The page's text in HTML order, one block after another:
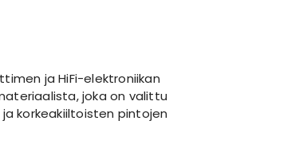
ja HiFi-elektroniikan
joka on valittu
korkeakiiltoisten pintojen